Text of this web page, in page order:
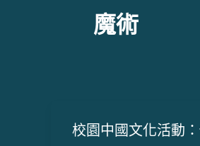
魔術
校園中國文化活動